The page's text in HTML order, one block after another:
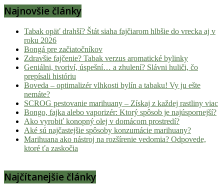
najlepší
chill-
out,
stoner
tipy
lifestyle.
Klikni
nalaď
pohodu.
Najnovšie články
Tabak opäť drahší? Štát siaha fajčiarom hlbšie do vrecka aj v
roku 2026
Bongá pre začiatočníkov
Zdravšie fajčenie? Tabak verzus aromatické bylinky
Geniálni, tvoriví, úspešní… a zhulení? Slávni huliči, čo
prepísali históriu
Boveda – optimalizér vlhkosti bylín a tabaku! Vy ju ešte
nemáte?
SCROG pestovanie marihuany – Získaj z každej rastliny viac
Bongo, fajka alebo vaporizér: Ktorý spôsob je najúspornejší?
Ako vyrobiť konopný olej v domácom prostredí?
Aké sú najčastejšie spôsoby konzumácie marihuany?
Marihuana ako nástroj na rozšírenie vedomia? Odpovede,
ktoré ťa zaskočia
Najčítanejšie články